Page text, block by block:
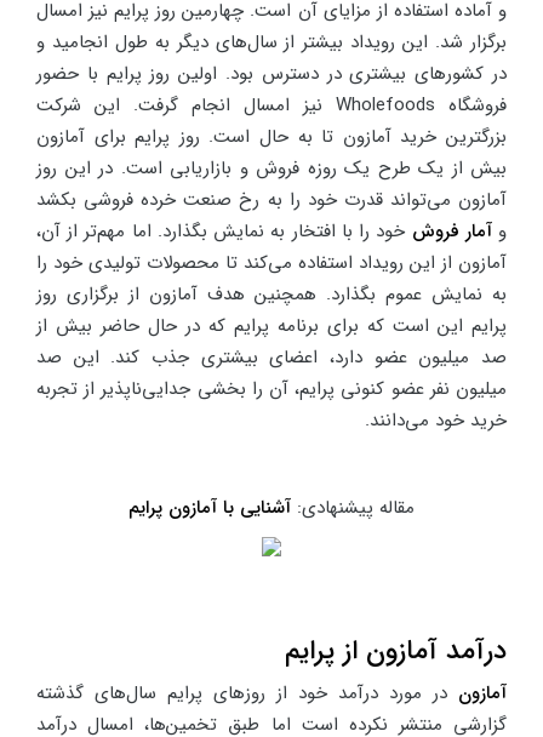
و آماده استفاده از مزایای آن است. چهارمین روز پرایم نیز امسال
برگزار شد. این رویداد بیشتر از سال‌های دیگر به طول انجامید و
در کشورهای بیشتری در دسترس بود. اولین روز پرایم با حضور
فروشگاه Wholefoods نیز امسال انجام گرفت. این شرکت
بزرگترین خرید آمازون تا به حال است. روز پرایم برای آمازون
بیش از یک طرح یک روزه فروش و بازاریابی است. در این روز
آمازون می‌تواند قدرت خود را به رخ صنعت خرده فروشی بکشد
وآمار فروش خود را با افتخار به نمایش بگذارد. اما مهم‌تر از آن،
آمازون از این رویداد استفاده می‌کند تا محصولات تولیدی خود را
به نمایش عموم بگذارد. همچنین هدف آمازون از برگزاری روز
پرایم این است که برای برنامه پرایم که در حال حاضر بیش از
صد میلیون عضو دارد، اعضای بیشتری جذب کند. این صد
میلیون نفر عضو کنونی پرایم، آن را بخشی جدایی‌ناپذیر از تجربه
خرید خود می‌دانند.
مقاله پیشنهادی: آشنایی با آمازون پرایم
درآمد آمازون از پرایم
آمازون در مورد درآمد خود از روزهای پرایم سال‌های گذشته
گزارشی منتشر نکرده است اما طبق تخمین‌ها، امسال درآمد